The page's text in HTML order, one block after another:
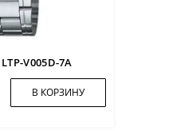
V005D-7A
В КОРЗИНУ